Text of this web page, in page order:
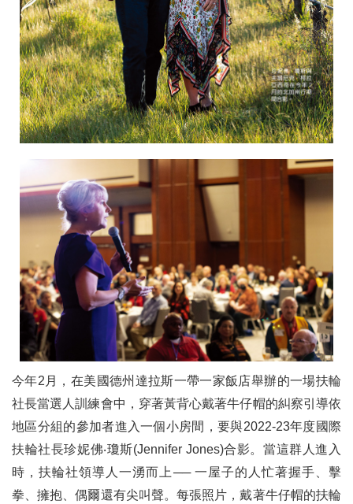
今年2月，在美國德州達拉斯一帶一家飯店舉辦的一場扶輪
社長當選人訓練會中，穿著黃背心戴著牛仔帽的糾察引導依
地區分組的參加者進入一個小房間，要與2022-23年度國際
扶輪社長珍妮佛‧瓊斯(Jennifer Jones)合影。當這群人進入
時，扶輪社領導人一湧而上── 一屋子的人忙著握手、擊
拳、擁抱、偶爾還有尖叫聲。每張照片，戴著牛仔帽的扶輪